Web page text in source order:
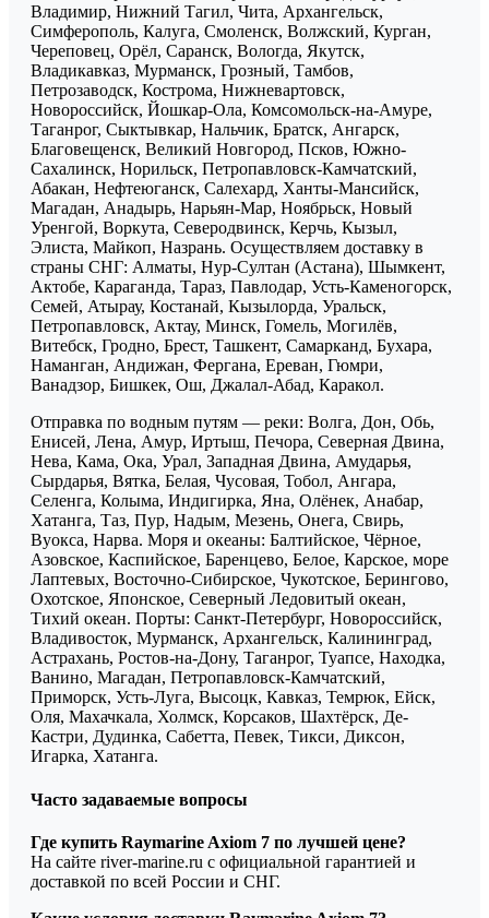
Владимир, Нижний Тагил, Чита, Архангельск,
Симферополь, Калуга, Смоленск, Волжский, Курган,
Череповец, Орёл, Саранск, Вологда, Якутск,
Владикавказ, Мурманск, Грозный, Тамбов,
Петрозаводск, Кострома, Нижневартовск,
Новороссийск, Йошкар-Ола, Комсомольск-на-Амуре,
Таганрог, Сыктывкар, Нальчик, Братск, Ангарск,
Благовещенск, Великий Новгород, Псков, Южно-
Сахалинск, Норильск, Петропавловск-Камчатский,
Абакан, Нефтеюганск, Салехард, Ханты-Мансийск,
Магадан, Анадырь, Нарьян-Мар, Ноябрьск, Новый
Уренгой, Воркута, Северодвинск, Керчь, Кызыл,
Элиста, Майкоп, Назрань. Осуществляем доставку в
страны СНГ: Алматы, Нур-Султан (Астана), Шымкент,
Актобе, Караганда, Тараз, Павлодар, Усть-Каменогорск,
Семей, Атырау, Костанай, Кызылорда, Уральск,
Петропавловск, Актау, Минск, Гомель, Могилёв,
Витебск, Гродно, Брест, Ташкент, Самарканд, Бухара,
Наманган, Андижан, Фергана, Ереван, Гюмри,
Ванадзор, Бишкек, Ош, Джалал-Абад, Каракол.
Отправка по водным путям — реки: Волга, Дон, Обь,
Енисей, Лена, Амур, Иртыш, Печора, Северная Двина,
Нева, Кама, Ока, Урал, Западная Двина, Амударья,
Сырдарья, Вятка, Белая, Чусовая, Тобол, Ангара,
Селенга, Колыма, Индигирка, Яна, Олёнек, Анабар,
Хатанга, Таз, Пур, Надым, Мезень, Онега, Свирь,
Вуокса, Нарва. Моря и океаны: Балтийское, Чёрное,
Азовское, Каспийское, Баренцево, Белое, Карское, море
Лаптевых, Восточно-Сибирское, Чукотское, Берингово,
Охотское, Японское, Северный Ледовитый океан,
Тихий океан. Порты: Санкт-Петербург, Новороссийск,
Владивосток, Мурманск, Архангельск, Калининград,
Астрахань, Ростов-на-Дону, Таганрог, Туапсе, Находка,
Ванино, Магадан, Петропавловск-Камчатский,
Приморск, Усть-Луга, Высоцк, Кавказ, Темрюк, Ейск,
Оля, Махачкала, Холмск, Корсаков, Шахтёрск, Де-
Кастри, Дудинка, Сабетта, Певек, Тикси, Диксон,
Игарка, Хатанга.
Часто задаваемые вопросы
Где купить Raymarine Axiom 7 по лучшей цене?
На сайте river-marine.ru с официальной гарантией и
доставкой по всей России и СНГ.